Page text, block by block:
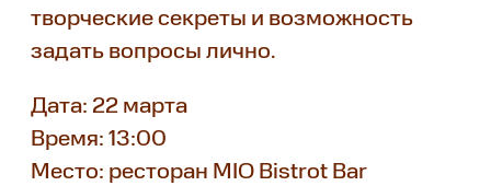
творческие секреты и возможность
задать вопросы лично.
Дата: 22 марта
Время: 13:00
Место: ресторан MIO Bistrot Bar